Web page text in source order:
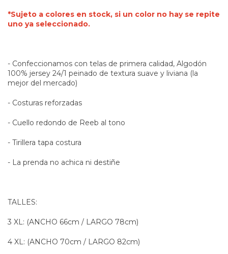
*Sujeto a colores en stock, si un color no hay se repite
uno ya seleccionado.
- Confeccionamos con telas de primera calidad, Algodón
100% jersey 24/1 peinado de textura suave y liviana (la
mejor del mercado)
- Costuras reforzadas
- Cuello redondo de Reeb al tono
- Tirillera tapa costura
- La prenda no achica ni destiñe
TALLES:
3 XL: (ANCHO 66cm / LARGO 78cm)
4 XL: (ANCHO 70cm / LARGO 82cm)